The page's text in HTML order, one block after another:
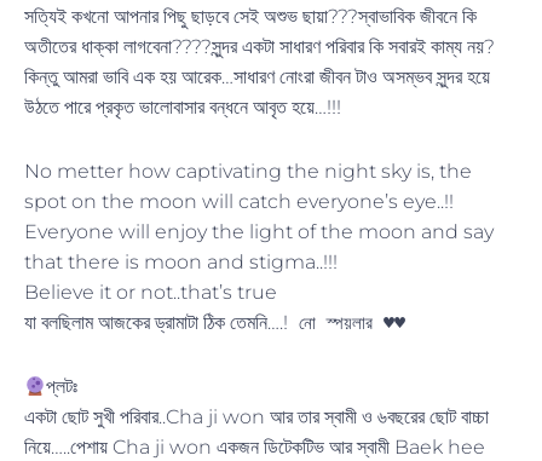
সত্যিই কখনো আপনার পিছু ছাড়বে সেই অশুভ ছায়া???স্বাভাবিক জীবনে কি
অতীতের ধাক্কা লাগবেনা????সুন্দর একটা সাধারণ পরিবার কি সবারই কাম্য নয়?
কিন্তু আমরা ভাবি এক হয় আরেক…সাধারণ নোংরা জীবন টাও অসম্ভব সুন্দর হয়ে
উঠতে পারে প্রকৃত ভালোবাসার বন্ধনে আবৃত হয়ে…!!!
No metter how captivating the night sky is, the
spot on the moon will catch everyone’s eye..!!
Everyone will enjoy the light of the moon and say
that there is moon and stigma..!!!
Believe it or not..that’s true
যা বলছিলাম আজকের ড্রামাটা ঠিক তেমনি….! নো স্পয়লার ♥️♥️
প্লটঃ
একটা ছোট সুখী পরিবার..Cha ji won আর তার স্বামী ও ৬বছরের ছোট বাচ্চা
নিয়ে…..পেশায় Cha ji won একজন ডিটেকটিভ আর স্বামী Baek hee